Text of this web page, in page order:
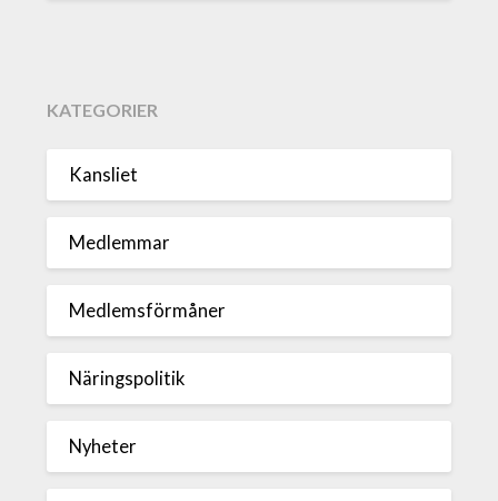
KATEGORIER
Kansliet
Medlemmar
Medlemsförmåner
Näringspolitik
Nyheter